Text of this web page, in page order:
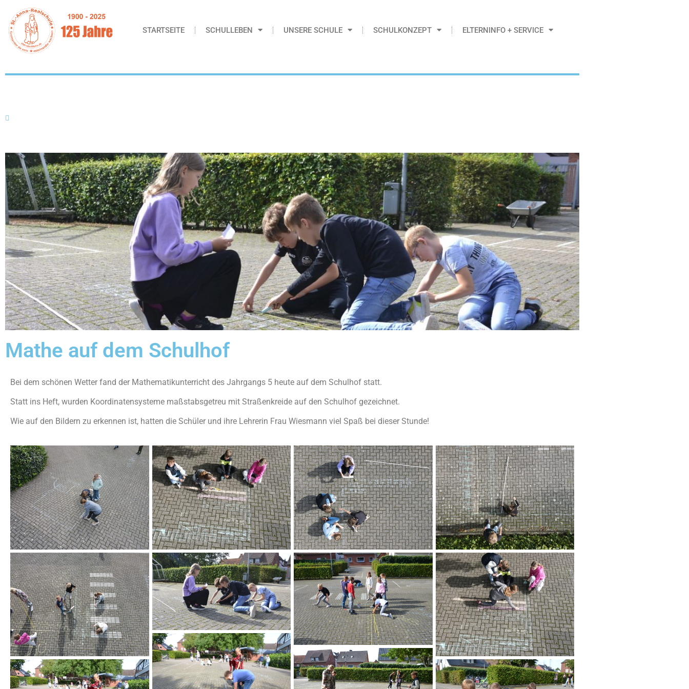
STARTSEITE SCHULLEBEN UNSERE SCHULE SCHULKONZEPT ELTERNINFO + SERVICE
Mathe auf dem Schulhof
Bei dem schönen Wetter fand der Mathematikunterricht des Jahrgangs 5 heute auf dem Schulhof statt.
Statt ins Heft, wurden Koordinatensysteme maßstabsgetreu mit Straßenkreide auf den Schulhof gezeichnet.
Wie auf den Bildern zu erkennen ist, hatten die Schüler und ihre Lehrerin Frau Wiesmann viel Spaß bei dieser Stunde!